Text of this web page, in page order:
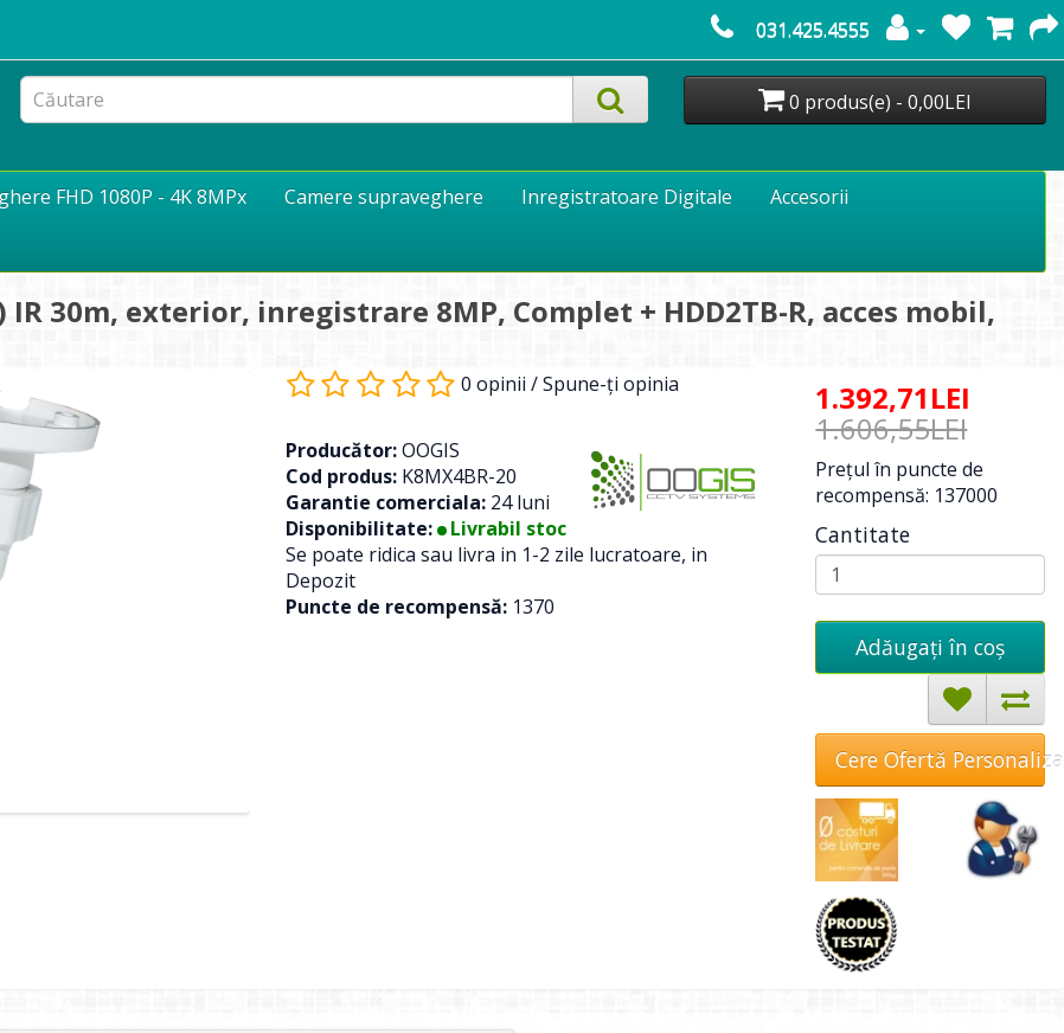
031.425.4555
0 produs(e) - 0,00LEI
FHD 1080P - 4K 8MPx Camere supraveghere Inregistratoare Digitale
Accesorii
IR 30m, exterior, inregistrare 8MP, Complet + HDD2TB-R, acces mobil,
0 opinii /Spune-ţi opinia
Producător:OOGIS
Cod produs: K8MX4BR-20
Garantie comerciala: 24 luni
Disponibilitate:
Livrabil stoc
Se poate ridica sau livra in 1-2 zile lucratoare, in
Depozit
Puncte de recompensă: 1370
1.392,71LEI
1.606,55LEI
Preţul în puncte de
recompensă: 137000
Cantitate
Adăugați în coş
Cere Ofertă